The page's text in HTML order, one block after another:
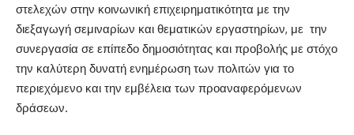
στελεχών στην κοινωνική επιχειρηματικότητα με την
διεξαγωγή σεμιναρίων και θεματικών εργαστηρίων, με την
συνεργασία σε επίπεδο δημοσιότητας και προβολής με στόχο
την καλύτερη δυνατή ενημέρωση των πολιτών για το
περιεχόμενο και την εμβέλεια των προαναφερόμενων
δράσεων.